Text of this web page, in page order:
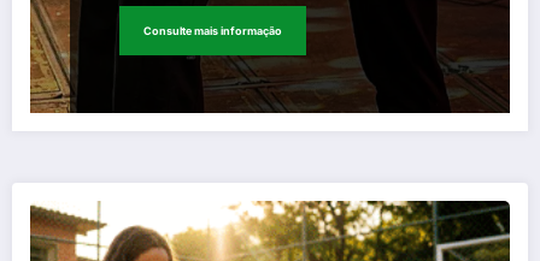
Consulte mais informação